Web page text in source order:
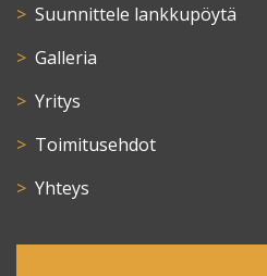
Suunnittele lankkupöytä
Galleria
Yritys
Toimitusehdot
Yhteys